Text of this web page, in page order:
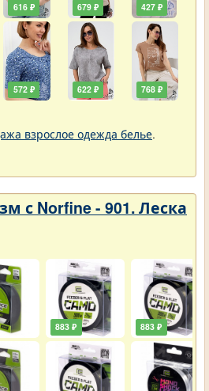
616 ₽
572 ₽
679 ₽
622 ₽
427 ₽
768 ₽
взрослое одежда белье.
с Norfine - 901. Леска
883 ₽ 883 ₽